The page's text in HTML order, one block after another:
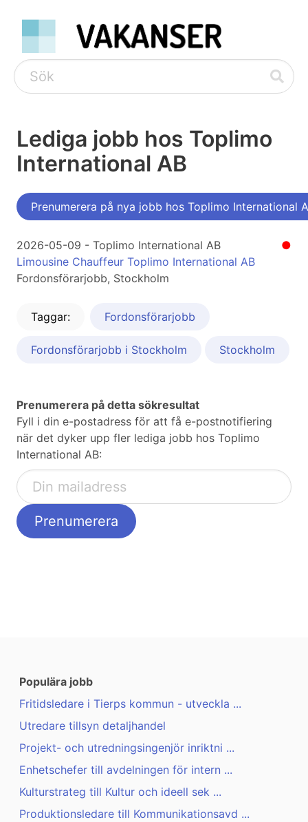
Lediga jobb hos Toplimo
International AB
Prenumerera på nya jobb hos Toplimo International
●
2026-05-09 - Toplimo International AB
Limousine Chauffeur Toplimo International AB
Fordonsförarjobb, Stockholm
Taggar: Fordonsförarjobb
Fordonsförarjobb i Stockholm Stockholm
Prenumerera på detta sökresultat
Fyll i din e-postadress för att få e-postnotifiering
när det dyker upp fler lediga jobb hos Toplimo
International AB:
Populära jobb
Fritidsledare i Tierps kommun - utveckla ...
Utredare tillsyn detaljhandel
Projekt- och utredningsingenjör inriktni ...
Enhetschefer till avdelningen för intern ...
Kulturstrateg till Kultur och ideell sek ...
Produktionsledare till Kommunikationsavd ...